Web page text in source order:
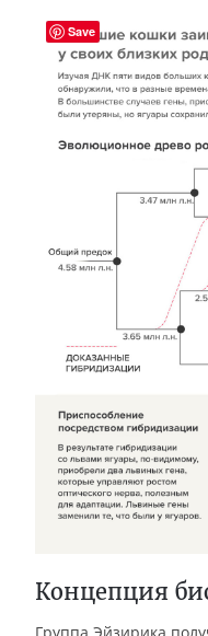
Концепция
Группа Эйзирика
Save